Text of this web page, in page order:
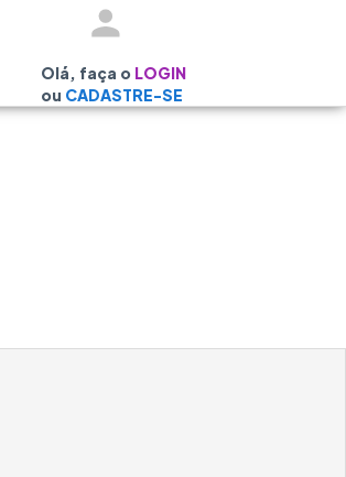
Olá, faça o LOGIN
ou CADASTRE-SE